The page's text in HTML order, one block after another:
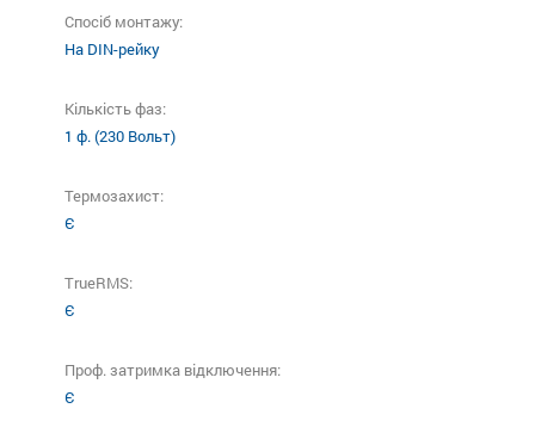
Спосіб монтажу:
На DIN-рейку
Кількість фаз:
1 ф. (230 Вольт)
Термозахист:
Є
TrueRMS:
Є
Проф. затримка відключення:
Є